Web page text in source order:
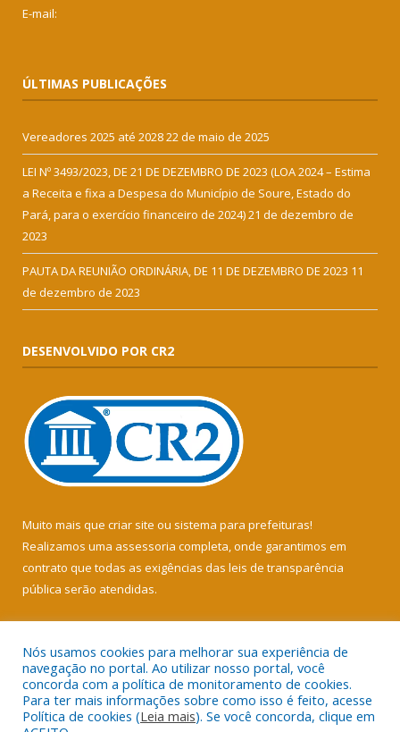
E-mail:
ÚLTIMAS PUBLICAÇÕES
Vereadores 2025 até 202822 de maio de 2025
LEI Nº 3493/2023, DE 21 DE DEZEMBRO DE 2023 (LOA 2024 – Estima
a Receita e fixa a Despesa do Município de Soure, Estado do
Pará, para o exercício financeiro de 2024)21 de dezembro de
2023
PAUTA DA REUNIÃO ORDINÁRIA, DE 11 DE DEZEMBRO DE 2023 11
de dezembro de 2023
DESENVOLVIDO POR CR2
Muito mais que criar site ou sistema para prefeituras!
Realizamos uma assessoria completa, onde garantimos em
contrato que todas as exigências das leis de transparência
pública serão atendidas.
Todos os direitos reservados a Câmara Municipal de Soure.
Nós usamos cookies para melhorar sua experiência de
navegação no portal. Ao utilizar nosso portal, você
concorda com a política de monitoramento de cookies.
Para ter mais informações sobre como isso é feito, acesse
Política de cookies (Leia mais). Se você concorda, clique em